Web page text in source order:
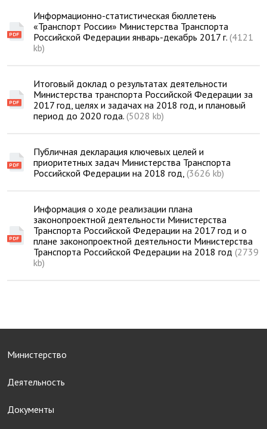
Информационно-статистическая бюллетень
«Транспорт России» Министерства Транспорта
Российской Федерации январь-декабрь 2017 г. (4121
kb)
Итоговый доклад о результатах деятельности
Министерства транспорта Российской Федерации за
2017 год, целях и задачах на 2018 год, и плановый
период до 2020 года. (5028 kb)
Публичная декларация ключевых целей и
приоритетных задач Министерства Транспорта
Российской Федерации на 2018 год, (3626 kb)
Информация о ходе реализации плана
законопроектной деятельности Министерства
Транспорта Российской Федерации на 2017 год и о
плане законопроектной деятельности Министерства
Транспорта Российской Федерации на 2018 год (2739
kb)
Министерство
Деятельность
Документы